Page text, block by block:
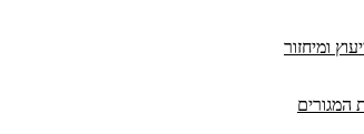
ומיחזור
המגורים